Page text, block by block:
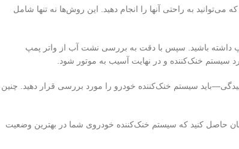
به راحتی آنها را انجام دهید. این روش‌ها نه تنها شامل
پمپ داشته باشید. سپس با دقت به بررسی نشت آب از واتر پمپ
سیستم خنک‌کننده و در نهایت آسیب به موتور شود.
سیستم خنک‌کننده خودرو را مورد بررسی قرار دهید. چنین
حاصل کنید که سیستم خنک‌کننده خودروی شما در بهترین وضعیت